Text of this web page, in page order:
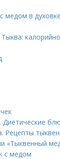
медом в
Рецепты
«Тыквенный
с медом